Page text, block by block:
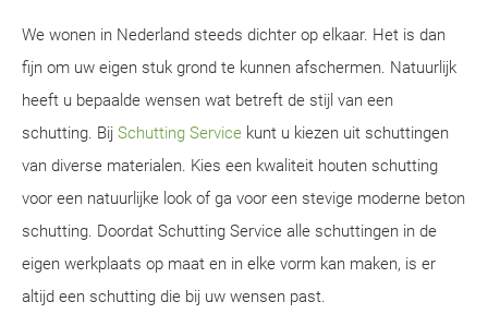
We wonen in Nederland steeds dichter op elkaar. Het is dan
fijn om uw eigen stuk grond te kunnen afschermen. Natuurlijk
heeft u bepaalde wensen wat betreft de stijl van een
schutting. Bij Schutting Service kunt u kiezen uit schuttingen
van diverse materialen. Kies een kwaliteit houten schutting
voor een natuurlijke look of ga voor een stevige moderne beton
schutting. Doordat Schutting Service alle schuttingen in de
eigen werkplaats op maat en in elke vorm kan maken, is er
altijd een schutting die bij uw wensen past.